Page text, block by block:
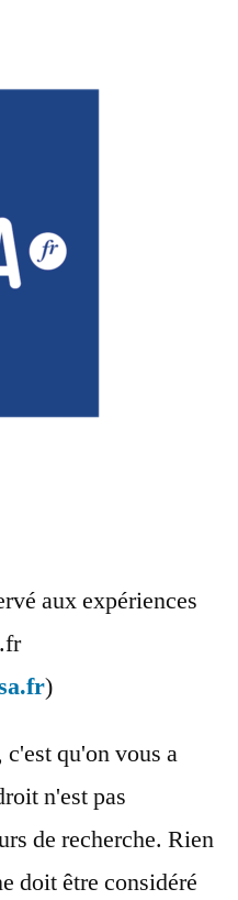
aux expériences
)
qu'on vous a
n'est pas
de recherche. Rien
doit être considéré